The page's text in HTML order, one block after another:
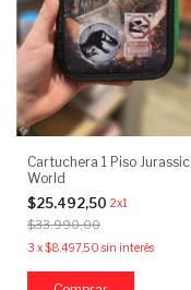
Cartuchera 1 Piso Jurassic
World
$25.492,50 2x1
$33.990,00
3 x$8.497,50 sin interés